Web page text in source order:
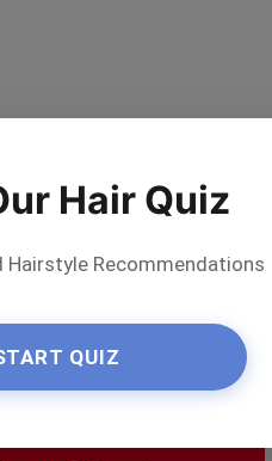
Hair Quiz
Hairstyle Recommendations
QUIZ